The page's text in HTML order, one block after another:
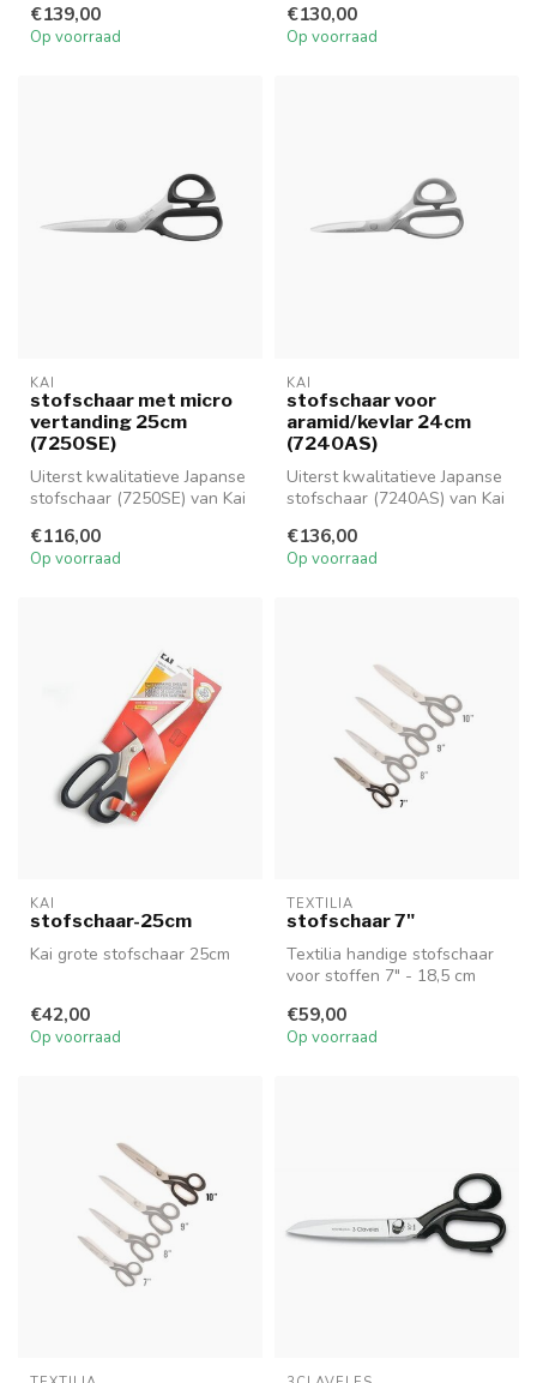
€139,00
Op voorraad
€130,00
Op voorraad
KAI
stofschaar met micro
vertanding 25cm
(7250SE)
Uiterst kwalitatieve Japanse
stofschaar (7250SE) van Kai
€116,00
Op voorraad
KAI
stofschaar voor
aramid/kevlar 24cm
(7240AS)
Uiterst kwalitatieve Japanse
stofschaar (7240AS) van Kai
€136,00
Op voorraad
KAI
stofschaar-25cm
Kai grote stofschaar 25cm
€42,00
Op voorraad
TEXTILIA
stofschaar 7"
Textilia handige stofschaar
voor stoffen 7" - 18,5 cm
€59,00
Op voorraad